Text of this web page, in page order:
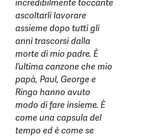
incredibilmente toccante
ascoltarli lavorare
assieme dopo tutti gli
anni trascorsi dalla
morte di mio padre. È
l’ultima canzone che mio
papà, Paul, George e
Ringo hanno avuto
modo di fare insieme. È
come una capsula del
tempo ed è come se